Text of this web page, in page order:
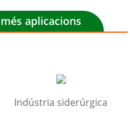
aplicacions
Indústria siderúrgica